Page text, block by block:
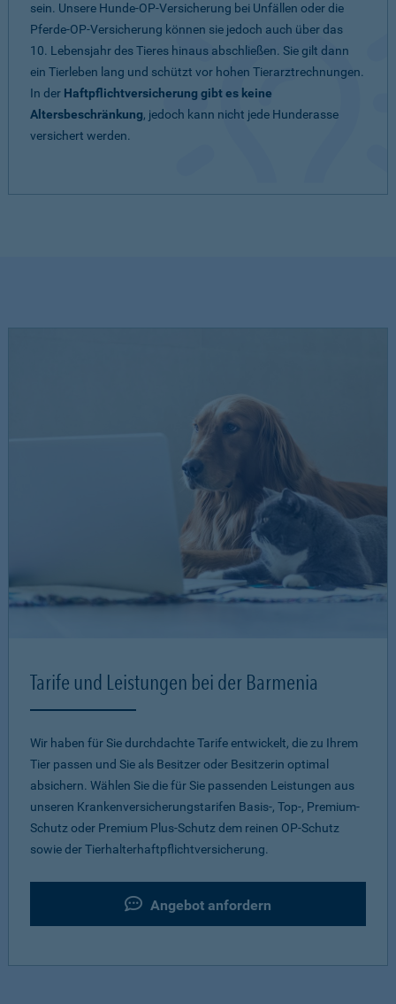
sein. Unsere Hunde-OP-Versicherung bei Unfällen oder die
Pferde-OP-Versicherung können sie jedoch auch über das
10. Lebensjahr des Tieres hinaus abschließen. Sie gilt dann
ein Tierleben lang und schützt vor hohen Tierarztrechnungen.
In der Haftpflichtversicherung gibt es keine
Altersbeschränkung, jedoch kann nicht jede Hunderasse
versichert werden.
Tarife und Leistungen bei der Barmenia
Wir haben für Sie durchdachte Tarife entwickelt, die zu Ihrem
Tier passen und Sie als Besitzer oder Besitzerin optimal
absichern. Wählen Sie die für Sie passenden Leistungen aus
unseren Krankenversicherungstarifen Basis-, Top-, Premium-
Schutz oder Premium Plus-Schutz dem reinen OP-Schutz
sowie der Tierhalterhaftpflichtversicherung.
Angebot anfordern